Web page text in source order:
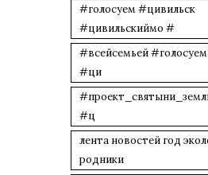
#голосуем #цивильск
#цивильскиймо #
#всейсемьей
#ци
#ц
лента новостей год
родники